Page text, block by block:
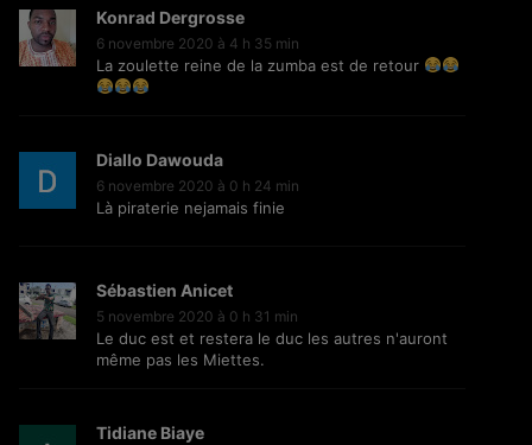
S.PRI NOIR découvre le rap
sénégalais (Dip Doudou Guiss,
Richy Jay – Vas-y molo
39 11.9K
ALPHA WANN x NEKFEU : projet
commun en 2021 ?
Konrad Dergrosse
6 novembre 2020 à 4 h 35 min
La zoulette reine de la zumba est de retour
Diallo Dawouda
6 novembre 2020 à 0 h 24 min
Là piraterie nejamais finie
Sébastien Anicet
5 novembre 2020 à 0 h 31 min
Le duc est et restera le duc les autres n'auront
même pas les Miettes.
Tidiane Biaye